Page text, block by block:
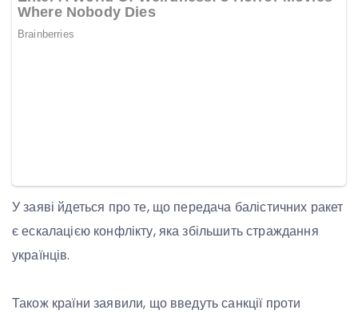
У заяві йдеться про те, що передача балістичних ракет
є ескалацією конфлікту, яка збільшить страждання
українців.
Також країни заявили, що введуть санкції проти